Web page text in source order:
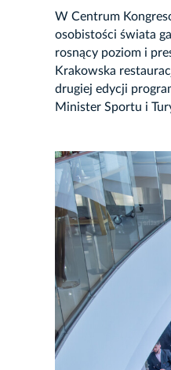
W Centrum
osobistości świata
rosnący poziom i
Krakowska
drugiej edycji
Minister Sportu i